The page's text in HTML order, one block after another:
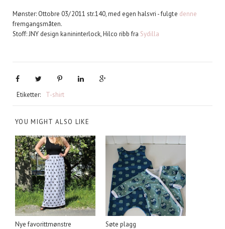
Mønster: Ottobre 03/2011 str.140, med egen halsvri - fulgte denne
fremgangsmåten.
Stoff: JNY design kanininterlock, Hilco ribb fra Sydilla
Etiketter: T-shirt
YOU MIGHT ALSO LIKE
Nye favorittmønstre Søte plagg